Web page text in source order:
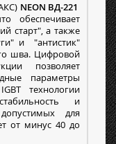
NEON ВД-221
обеспечивает
старт", а также
и "антистик"
шва. Цифровой
позволяет
параметры
технологии
и
для
от минус 40 до